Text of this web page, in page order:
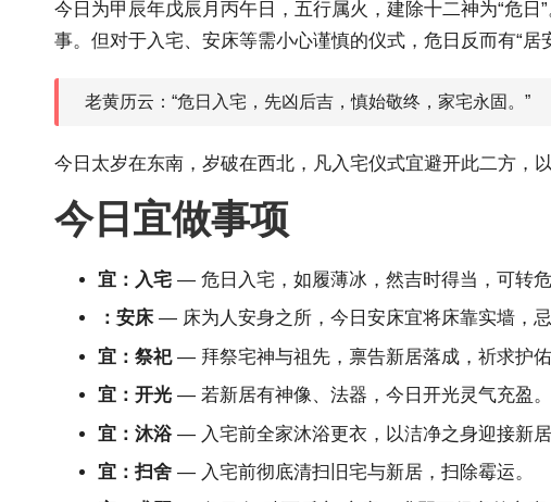
今日为甲辰年戊辰月丙午日，五行属火，建除十二神为“危
事。但对于入宅、安床等需小心谨慎的仪式，危日反而有“
老黄历云：“危日入宅，先凶后吉，慎始敬终，家宅永固。”
今日太岁在东南，岁破在西北，凡入宅仪式宜避开此二方，以
今日宜做事项
宜：入宅 — 危日入宅，如履薄冰，然吉时得当，可转危
：安床— 床为人安身之所，今日安床宜将床靠实墙，忌
宜：祭祀— 拜祭宅神与祖先，禀告新居落成，祈求护佑
宜：开光 — 若新居有神像、法器，今日开光灵气充盈。
宜：沐浴— 入宅前全家沐浴更衣，以洁净之身迎接新居
宜：扫舍 — 入宅前彻底清扫旧宅与新居，扫除霉运。